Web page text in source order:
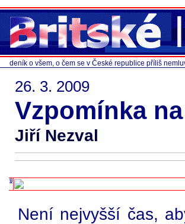
deník o všem, o čem se v České republice příliš
26. 3. 2009
Vzpomínka
Jiří Nezval
Není nejvyšší čas,